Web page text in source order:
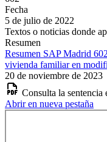
Fecha
5 de julio de 2022
Textos o noticias donde
Resumen
Resumen SAP Madrid
vivienda familiar en
20 de noviembre de 2023
Consulta la sentencia
Abrir en nueva pestaña